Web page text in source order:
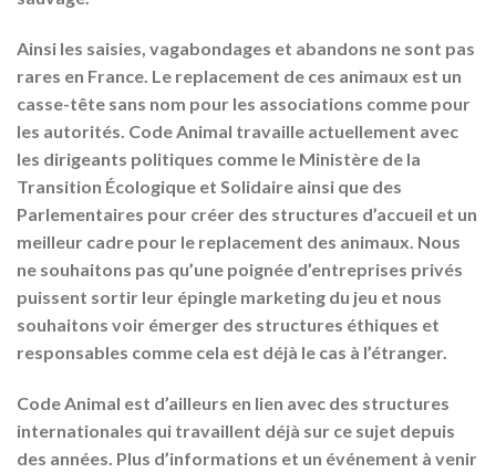
Ainsi les saisies, vagabondages et abandons ne sont pas
rares en France. Le replacement de ces animaux est un
casse-tête sans nom pour les associations comme pour
les autorités. Code Animal travaille actuellement avec
les dirigeants politiques comme le Ministère de la
Transition Écologique et Solidaire ainsi que des
Parlementaires pour créer des structures d’accueil et un
meilleur cadre pour le replacement des animaux. Nous
ne souhaitons pas qu’une poignée d’entreprises privés
puissent sortir leur épingle marketing du jeu et nous
souhaitons voir émerger des structures éthiques et
responsables comme cela est déjà le cas à l’étranger.
Code Animal est d’ailleurs en lien avec des structures
internationales qui travaillent déjà sur ce sujet depuis
des années. Plus d’informations et un événement à venir